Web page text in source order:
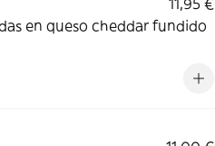
11,95 €
en queso cheddar fundido